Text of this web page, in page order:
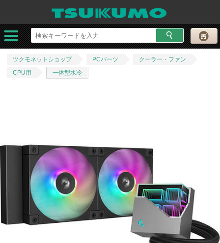
ツクモネットショップ PCパーツ
クーラー・ファン
CPU用
一体型水冷